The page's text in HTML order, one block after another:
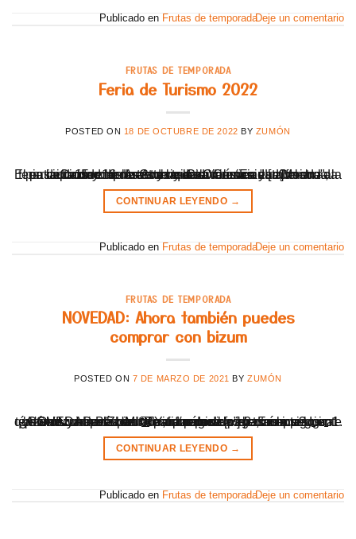
Publicado en Frutas de temporadaDeje un comentario
FRUTAS DE TEMPORADA
Feria de Turismo 2022
POSTED ON 18 DE OCTUBRE DE 2022 BY ZUMÓN
El pasado 15 y 16 de octubre estuvimos en "La Mostra", la feria de turismo de la Comunidad Valenciana. Celebrada en la Ciudad de las Artes y las Ciencias. zumon en la ciudad de las Artes y las Ciencias En esta feria participaron empresas de toda la Comunidad, dando a conocer nuestra riqueza turística y [...]
CONTINUAR LEYENDO →
Publicado en Frutas de temporadaDeje un comentario
FRUTAS DE TEMPORADA
NOVEDAD: Ahora también puedes
comprar con bizum
POSTED ON 7 DE MARZO DE 2021 BYZUMÓN
¡NOVEDAD BIZUM!👏 Ya puedes hacer tu compra con bizum📞 a través de nuestra página web zumon.es🍊🍊 ¿Cómo funciona bizum para comercio electrónico? Igual que el bizum personal. Te indicamos los pasos a seguir: 1. Selecciona bizum como forma de pago, acepta los términos y haz clic en “Realizar pedido”: 2. En la siguiente pantalla, introduce [...]
CONTINUAR LEYENDO →
Publicado en Frutas de temporadaDeje un comentario